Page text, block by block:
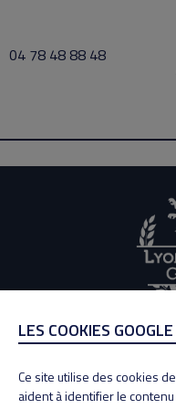
04 78 48 88 48
Div u 16 2026-07-07
69890
Tél
LES COOKIES
Ce site utilise des cookies
aident à identifier le